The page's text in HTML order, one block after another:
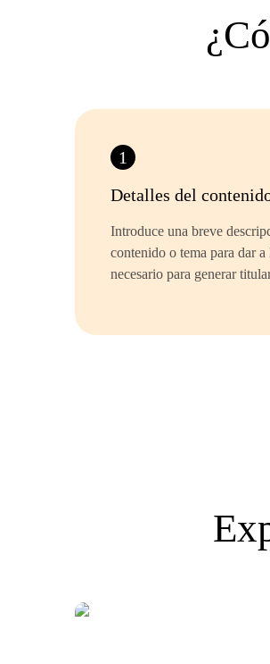
1
Detalles del
Introduce una breve
contenido o tema para dar
necesario para generar